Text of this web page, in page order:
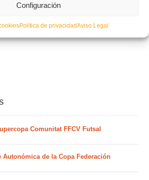
Configuración
Política de privacidadAviso Legal
de pívots de la Selecció Valenciana masculina
Comunitat FFCV Futsal
Autonómica de la Copa Federación